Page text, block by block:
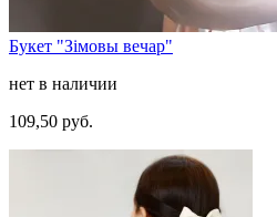
Букет "Зімовы вечар"
нет в наличии
109,50 руб.